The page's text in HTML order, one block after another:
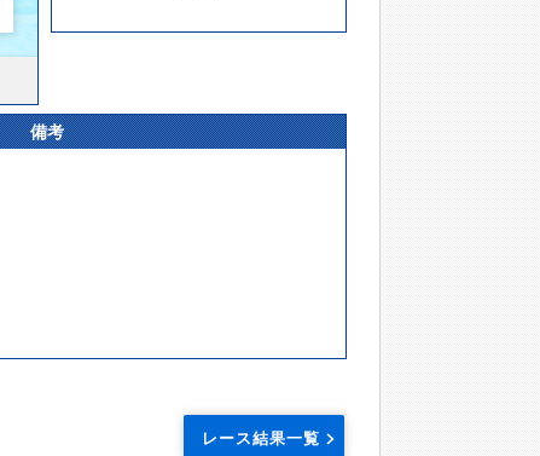
備考
レース結果一覧